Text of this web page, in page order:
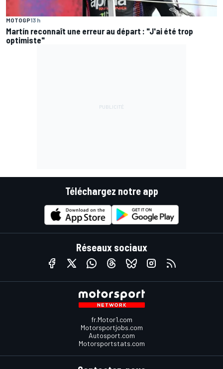
MOTOGP13 h
Martín reconnaît une erreur au départ : "J'ai été trop
optimiste"
Téléchargez notre app
Réseaux sociaux
fr.Motor1.com
Motorsportjobs.com
Autosport.com
Motorsportstats.com